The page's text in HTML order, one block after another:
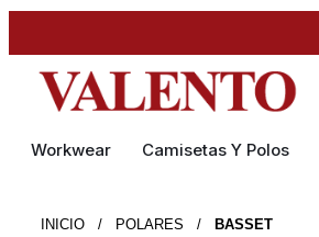
Workwear Camisetas Y Polos
INICIO / POLARES / BASSET